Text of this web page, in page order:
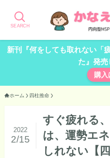
SEARCH
新刊『何をしても取れない「
た』発売
購入
ホーム 四柱推命
すぐ疲れる
は、運勢エ
しれない【四
2022
2/15